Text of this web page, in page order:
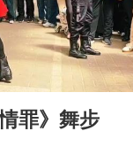
电费会更低吗
仪式举行
女子利用漏洞0元买了3千台电器
浙江舟山21条水上客运航线停航
配角去世
03:25
罪》舞步